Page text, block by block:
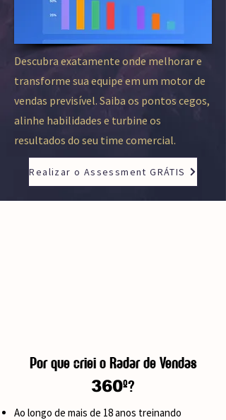
Descubra exatamente onde melhorar e
transforme sua equipe em um motor de
vendas previsível. Saiba os pontos cegos,
alinhe habilidades e turbine os
resultados do seu time comercial.
Realizar o Assessment GRÁTIS
Por que criei o Radar de Vendas
360º?
Ao longo de mais de 18 anos treinando